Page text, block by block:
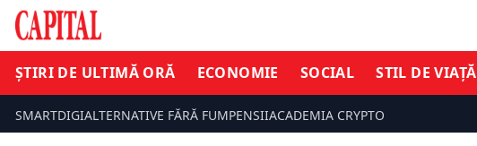
ȘTIRI DE ULTIMĂ ORĂ ECONOMIE SOCIAL STIL DE VIAȚĂ
SMARTDIGIALTERNATIVE FĂRĂ FUMPENSIIACADEMIA CRYPTO